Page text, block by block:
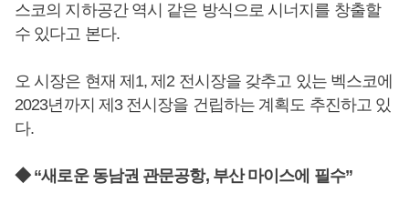
스코의 지하공간 역시 같은 방식으로 시너지를 창출할
수 있다고 본다.
오 시장은 현재 제1, 제2 전시장을 갖추고 있는 벡스코에
2023년까지 제3 전시장을 건립하는 계획도 추진하고 있
다.
◆ “새로운 동남권 관문공항, 부산 마이스에 필수”